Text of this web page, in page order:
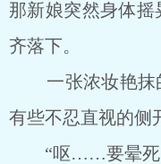
那新娘突然身体
齐落下。
一张浓妆艳抹
有些不忍直视的侧
“呕……要晕死